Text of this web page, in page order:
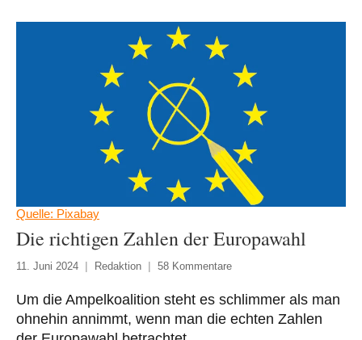
Quelle: Pixabay
Die richtigen Zahlen der Europawahl
11. Juni 2024 Redaktion 58 Kommentare
Um die Ampelkoalition steht es schlimmer als man
ohnehin annimmt, wenn man die echten Zahlen